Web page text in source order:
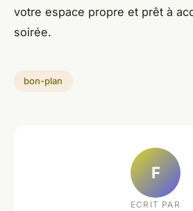
votre espace propre et prêt à
soirée.
bon-plan
F
ECRIT PAR